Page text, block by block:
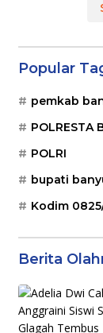
Popular
pemkab
POLRESTA
POLRI
bupati
Kodim
Berita